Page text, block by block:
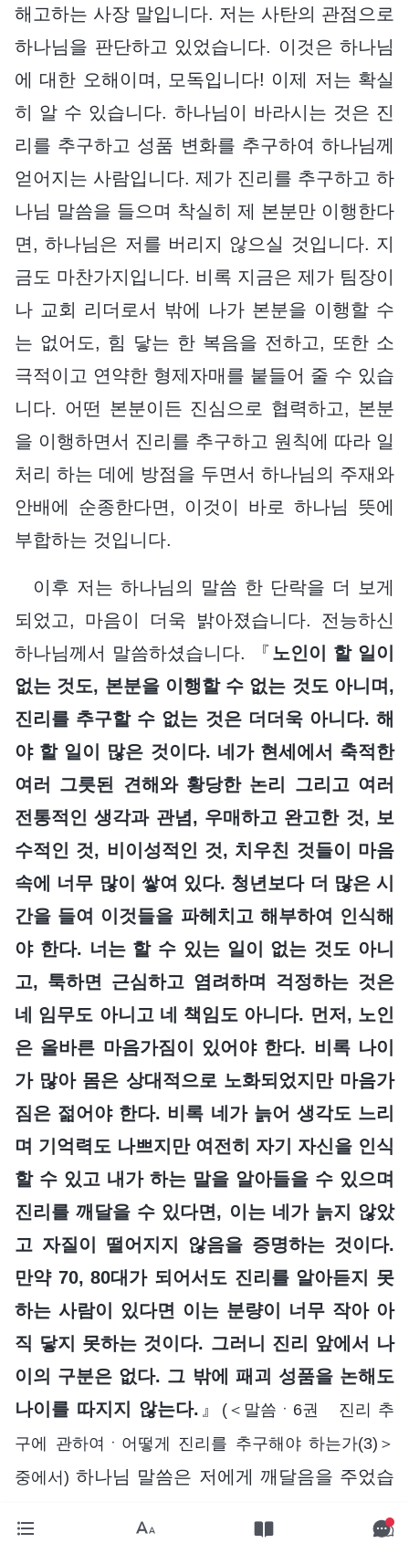
해고하는 사장 말입니다. 저는 사탄의 관점으로
하나님을 판단하고 있었습니다. 이것은 하나님
에 대한 오해이며, 모독입니다! 이제 저는 확실
히 알 수 있습니다. 하나님이 바라시는 것은 진
리를 추구하고 성품 변화를 추구하여 하나님께
얻어지는 사람입니다. 제가 진리를 추구하고 하
나님 말씀을 들으며 착실히 제 본분만 이행한다
면, 하나님은 저를 버리지 않으실 것입니다. 지
금도 마찬가지입니다. 비록 지금은 제가 팀장이
나 교회 리더로서 밖에 나가 본분을 이행할 수
는 없어도, 힘 닿는 한 복음을 전하고, 또한 소
극적이고 연약한 형제자매를 붙들어 줄 수 있습
니다. 어떤 본분이든 진심으로 협력하고, 본분
을 이행하면서 진리를 추구하고 원칙에 따라 일
처리 하는 데에 방점을 두면서 하나님의 주재와
안배에 순종한다면, 이것이 바로 하나님 뜻에
부합하는 것입니다.
이후 저는 하나님의 말씀 한 단락을 더 보게
되었고, 마음이 더욱 밝아졌습니다. 전능하신
하나님께서 말씀하셨습니다. 『 노인이 할 일이
없는 것도, 본분을 이행할 수 없는 것도 아니며,
진리를 추구할 수 없는 것은 더더욱 아니다. 해
야 할 일이 많은 것이다. 네가 현세에서 축적한
여러 그릇된 견해와 황당한 논리 그리고 여러
전통적인 생각과 관념, 우매하고 완고한 것, 보
수적인 것, 비이성적인 것, 치우친 것들이 마음
속에 너무 많이 쌓여 있다. 청년보다 더 많은 시
간을 들여 이것들을 파헤치고 해부하여 인식해
야 한다. 너는 할 수 있는 일이 없는 것도 아니
고, 툭하면 근심하고 염려하며 걱정하는 것은
네 임무도 아니고 네 책임도 아니다. 먼저, 노인
은 올바른 마음가짐이 있어야 한다. 비록 나이
가 많아 몸은 상대적으로 노화되었지만 마음가
짐은 젊어야 한다. 비록 네가 늙어 생각도 느리
며 기억력도 나쁘지만 여전히 자기 자신을 인식
할 수 있고 내가 하는 말을 알아들을 수 있으며
진리를 깨달을 수 있다면, 이는 네가 늙지 않았
고 자질이 떨어지지 않음을 증명하는 것이다.
만약 70, 80대가 되어서도 진리를 알아듣지 못
하는 사람이 있다면 이는 분량이 너무 작아 아
직 닿지 못하는 것이다. 그러니 진리 앞에서 나
이의 구분은 없다. 그 밖에 패괴 성품을 논해도
나이를 따지지 않는다. 』
(＜말씀ㆍ6권 진리 추
구에 관하여ㆍ어떻게 진리를 추구해야 하는가(3)＞
중에서) 하나님 말씀은 저에게 깨달음을 주었습
이 퇴화되어서 이행할 수 있는 본분이 줄어들지